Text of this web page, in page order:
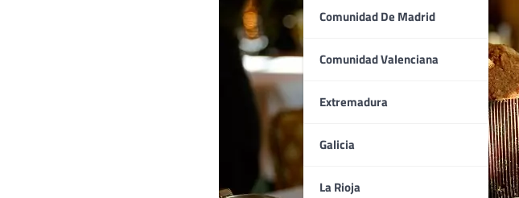
Comunidad De Madrid
Comunidad Valenciana
Extremadura
Galicia
La Rioja